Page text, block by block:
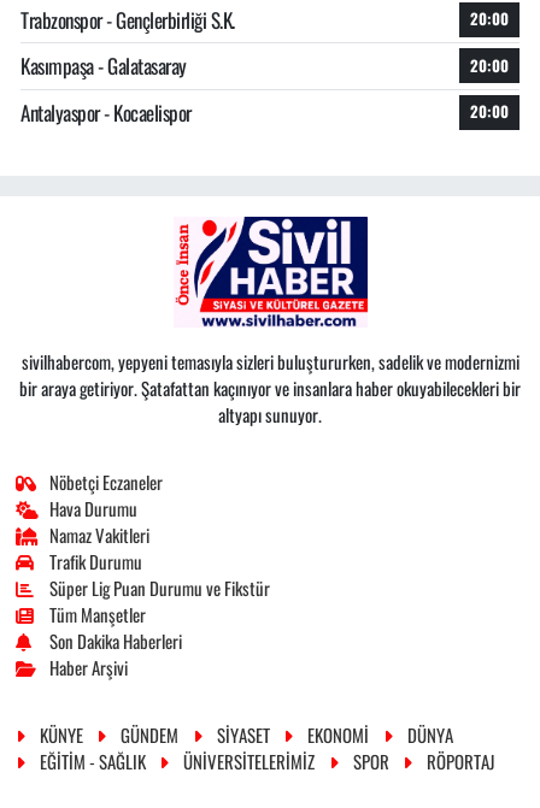
Trabzonspor - Gençlerbirliği S.K. 20:00
Kasımpaşa - Galatasaray 20:00
Antalyaspor - Kocaelispor 20:00
sivilhabercom, yepyeni temasıyla sizleri buluştururken, sadelik ve modernizmi
bir araya getiriyor. Şatafattan kaçınıyor ve insanlara haber okuyabilecekleri bir
altyapı sunuyor.
Nöbetçi Eczaneler
Hava Durumu
Namaz Vakitleri
Trafik Durumu
Süper Lig Puan Durumu ve Fikstür
Tüm Manşetler
Son Dakika Haberleri
Haber Arşivi
KÜNYE GÜNDEM SİYASET EKONOMİ
DÜNYA
EĞİTİM - SAĞLIK
ÜNİVERSİTELERİMİZ SPOR RÖPORTAJ